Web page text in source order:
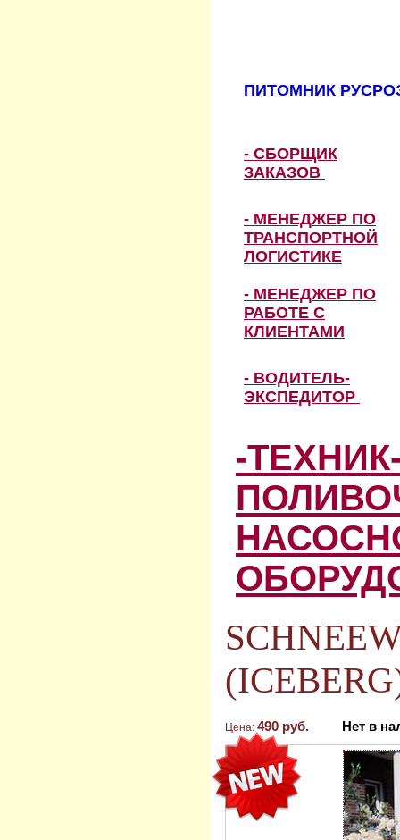
ПИТОМНИК
- СБОРЩИК
ЗАКАЗОВ
- МЕНЕДЖЕР ПО
ТРАНСПОРТНОЙ
ЛОГИСТИКЕ
- МЕНЕДЖЕР ПО
РАБОТЕ С
КЛИЕНТАМИ
- ВОДИТЕЛЬ-
ЭКСПЕДИТОР
-
Цена: 490 руб. Нет в